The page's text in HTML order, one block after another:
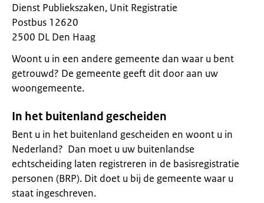
Dienst Publiekszaken, Unit Registratie
Postbus 12620
2500 DL Den Haag
Woont u in een andere gemeente dan waar u bent
getrouwd? De gemeente geeft dit door aan uw
woongemeente.
In het buitenland gescheiden
Bent u in het buitenland gescheiden en woont u in
Nederland? Dan moet u uw buitenlandse
echtscheiding laten registreren in de basisregistratie
personen (BRP). Dit doet u bij de gemeente waar u
staat ingeschreven.